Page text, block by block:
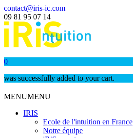
contact@iris-ic.com
09 81 95 07 14
0
was successfully added to your cart.
MENUMENU
IRIS
Ecole de l'intuition en France
Notre équipe